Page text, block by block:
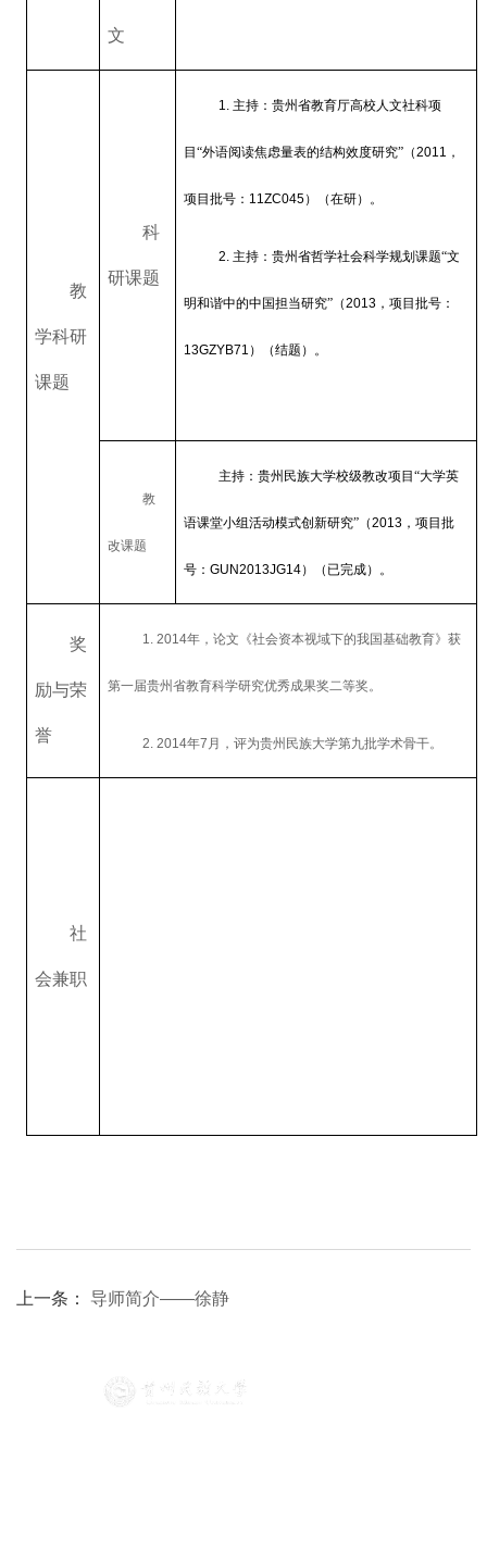
文
教
学科研
课题
科
研课题
1. 主持：贵州省教育厅高校人文社科项
目“外语阅读焦虑量表的结构效度研究”（2011 ，
项目批号： 11ZC045）（在研）。
2. 主持：贵州省哲学社会科学规划课题“文
明和谐中的中国担当研究”（2013 ，项目批号：
13GZYB71 ）（结题）。
教
改课题
主持：贵州民族大学校级教改项目“大学英
语课堂小组活动模式创新研究”（2013 ，项目批
号：GUN2013JG14）（已完成）。
奖
励与荣
誉
1. 2014年，论文《社会资本视域下的我国基础教育》获
第一届贵州省教育科学研究优秀成果奖二等奖。
2. 2014年7 月，评为贵州民族大学第九批学术骨干。
社
会兼职
上一条： 导师简介——徐静